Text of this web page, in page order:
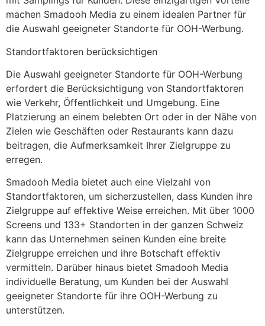
machen Smadooh Media zu einem idealen Partner für
die Auswahl geeigneter Standorte für OOH-Werbung.
Standortfaktoren berücksichtigen
Die Auswahl geeigneter Standorte für OOH-Werbung
erfordert die Berücksichtigung von Standortfaktoren
wie Verkehr, Öffentlichkeit und Umgebung. Eine
Platzierung an einem belebten Ort oder in der Nähe von
Zielen wie Geschäften oder Restaurants kann dazu
beitragen, die Aufmerksamkeit Ihrer Zielgruppe zu
erregen.
Smadooh Media bietet auch eine Vielzahl von
Standortfaktoren, um sicherzustellen, dass Kunden ihre
Zielgruppe auf effektive Weise erreichen. Mit über 1000
Screens und 133+ Standorten in der ganzen Schweiz
kann das Unternehmen seinen Kunden eine breite
Zielgruppe erreichen und ihre Botschaft effektiv
vermitteln. Darüber hinaus bietet Smadooh Media
individuelle Beratung, um Kunden bei der Auswahl
geeigneter Standorte für ihre OOH-Werbung zu
unterstützen.